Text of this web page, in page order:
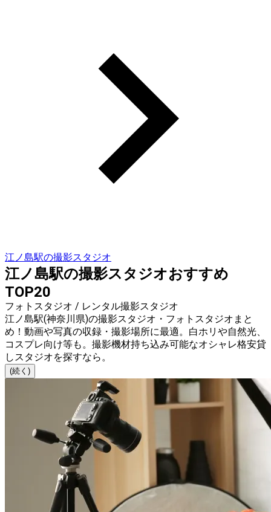
江ノ島駅の撮影スタジオ
江ノ島駅の撮影スタジオおすすめ
TOP20
フォトスタジオ / レンタル撮影スタジオ
江ノ島駅(神奈川県)の撮影スタジオ・フォトスタジオまと
め！動画や写真の収録・撮影場所に最適。白ホリや自然光、
コスプレ向け等も。撮影機材持ち込み可能なオシャレ格安貸
しスタジオを探すなら。
(続く)